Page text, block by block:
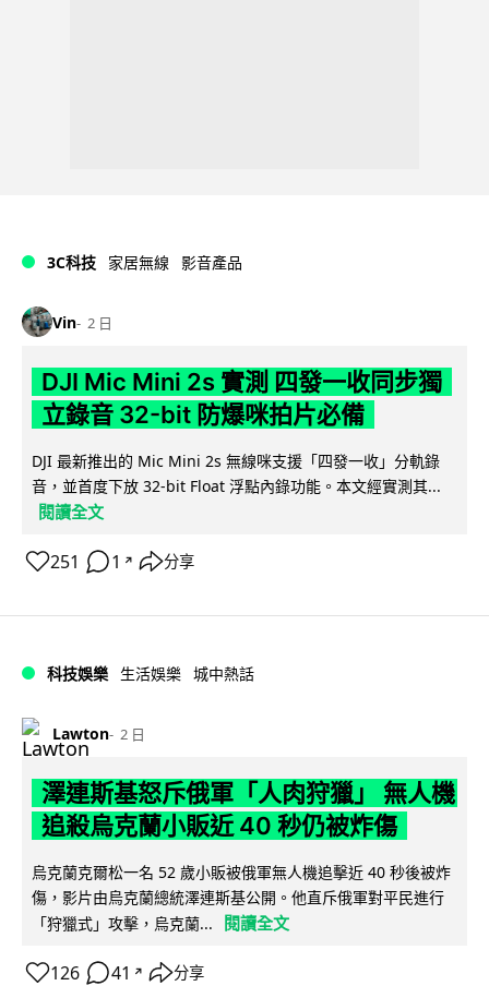
3C科技 家居無線 影音產品
Vin 2 日
DJI Mic Mini 2s 實測 四發一收同步獨
立錄音 32-bit 防爆咪拍片必備
DJI 最新推出的 Mic Mini 2s 無線咪支援「四發一收」分軌錄
音，並首度下放 32-bit Float 浮點內錄功能。本文經實測其...
閱讀全文
251 1 ↗ 分享
科技娛樂 生活娛樂 城中熱話
Lawton 2 日
澤連斯基怒斥俄軍「人肉狩獵」 無人機
追殺烏克蘭小販近 40 秒仍被炸傷
烏克蘭克爾松一名 52 歲小販被俄軍無人機追擊近 40 秒後被炸
傷，影片由烏克蘭總統澤連斯基公開。他直斥俄軍對平民進行
「狩獵式」攻擊，烏克蘭...
閱讀全文
126 41 ↗ 分享